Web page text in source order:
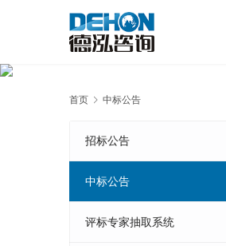
首页 中标公告
招标公告
中标公告
评标专家抽取系统